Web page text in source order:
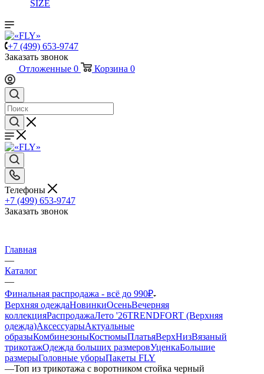
SIZE
+7 (499) 653-9747
Заказать звонок
Отложенные 0 Корзина 0
Телефоны
+7 (499) 653-9747
Заказать звонок
Главная
—
Каталог
—
Финальная распродажа - всё до 990₽
Верхняя одеждаНовинкиОсеньВечерняя
коллекцияРаспродажаЛето '26TRENDFORT (Верхняя
одежда)АксессуарыАктуальные
образыКомбинезоныКостюмыПлатьяВерхНизВязаный
трикотажОдежда больших размеровУценкаБольшие
размерыГоловные уборыПакеты FLY
—Топ из трикотажа с воротником стойка черный